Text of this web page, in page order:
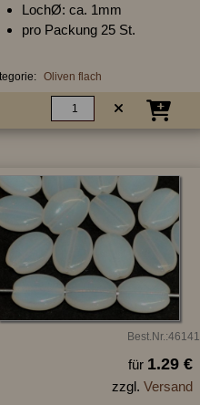
LochØ: ca. 1mm
pro Packung 25 St.
Oliven flach
Best.Nr.:46141
für 1.29 €
zzgl. Versand